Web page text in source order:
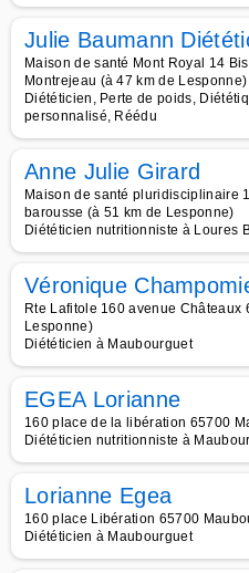
Julie Baumann
Maison de santé Mont Royal 14
Montrejeau (à 47 km de Lesponne)
Diététicien, Perte de poids,
personnalisé, Réédu
Anne Julie Girard
Maison de santé pluridisciplinaire
barousse (à 51 km de Lesponne)
Diététicien nutritionniste à Loures
Véronique
Rte Lafitole 160 avenue Châteaux
Lesponne)
Diététicien à Maubourguet
EGEA Lorianne
160 place de la libération 65700
Diététicien nutritionniste à
Lorianne Egea
160 place Libération 65700
Diététicien à Maubourguet